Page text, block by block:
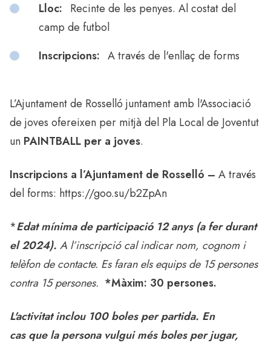
Lloc: Recinte de les penyes. Al costat del
camp de futbol
Inscripcions: A través de l'enllaç de forms
L’Ajuntament de Rosselló juntament amb l'Associació
de joves ofereixen per mitjà del Pla Local de Joventut
un PAINTBALL per a joves.
Inscripcions a l’Ajuntament de Rosselló – A través
del forms: https://goo.su/b2ZpAn
*Edat mínima de participació 12 anys (a fer durant
el 2024). A l’inscripció cal indicar nom, cognom i
telèfon de contacte. Es faran els equips de 15 persones
contra 15 persones. *Màxim: 30 persones.
L'activitat inclou 100 boles per partida. En
cas que la persona vulgui més boles per jugar,